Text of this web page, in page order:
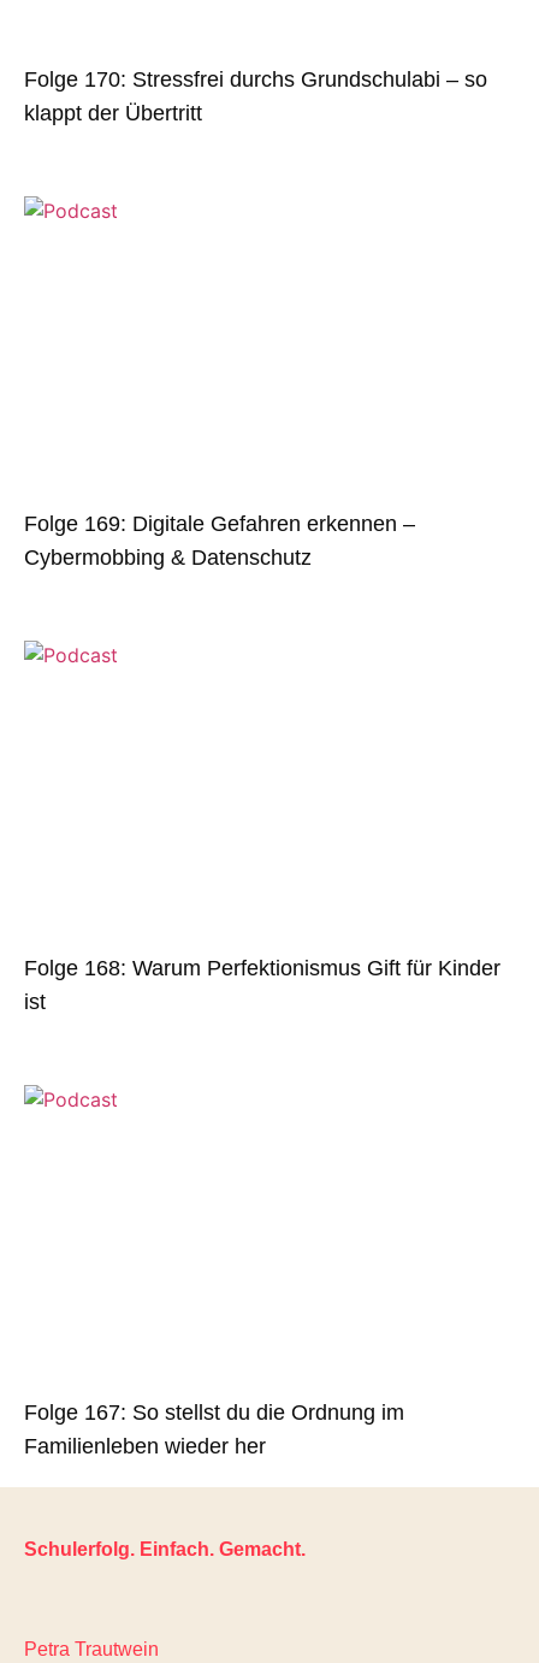
Folge 170: Stressfrei durchs Grundschulabi – so
klappt der Übertritt
Folge 169: Digitale Gefahren erkennen –
Cybermobbing & Datenschutz
Folge 168: Warum Perfektionismus Gift für Kinder
ist
Folge 167: So stellst du die Ordnung im
Familienleben wieder her
Schulerfolg. Einfach. Gemacht.
Petra Trautwein